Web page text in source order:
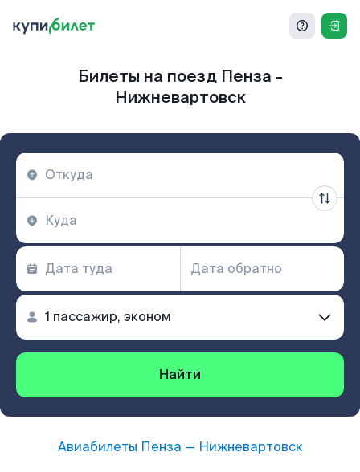
Билеты на поезд Пенза -
Нижневартовск
Найти
Авиабилеты Пенза — Нижневартовск